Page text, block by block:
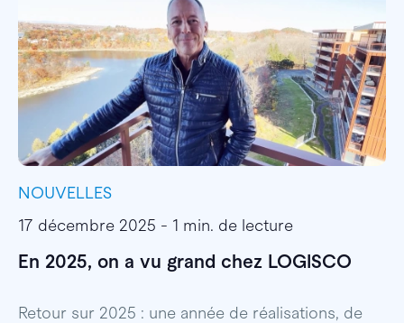
NOUVELLES
17 décembre 2025 - 1 min. de lecture
En 2025, on a vu grand chez LOGISCO
Retour sur 2025 : une année de réalisations, de